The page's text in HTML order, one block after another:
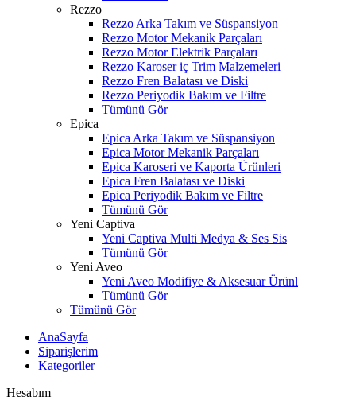
Rezzo
Rezzo Arka Takım ve Süspansiyon
Rezzo Motor Mekanik Parçaları
Rezzo Motor Elektrik Parçaları
Rezzo Karoser iç Trim Malzemeleri
Rezzo Fren Balatası ve Diski
Rezzo Periyodik Bakım ve Filtre
Tümünü Gör
Epica
Epica Arka Takım ve Süspansiyon
Epica Motor Mekanik Parçaları
Epica Karoseri ve Kaporta Ürünleri
Epica Fren Balatası ve Diski
Epica Periyodik Bakım ve Filtre
Tümünü Gör
Yeni Captiva
Yeni Captiva Multi Medya & Ses Sis
Tümünü Gör
Yeni Aveo
Yeni Aveo Modifiye & Aksesuar Ürünl
Tümünü Gör
Tümünü Gör
AnaSayfa
Siparişlerim
Kategoriler
Hesabım